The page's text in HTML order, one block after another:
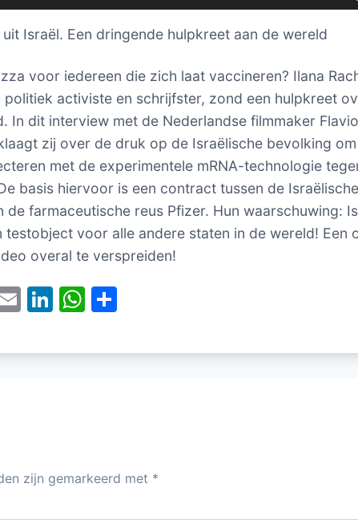
Israël. Een dringende hulpkreet aan de wereld
voor iedereen die zich laat vaccineren? Ilana
politiek activiste en schrijfster, zond een hulpkreet
In dit interview met de Nederlandse filmmaker Flavio
zij over de druk op de Israëlische bevolking
met de experimentele mRNA-technologie
basis hiervoor is een contract tussen de Israëlische
de farmaceutische reus Pfizer. Hun waarschuwing:
testobject voor alle andere staten in de wereld! Een
overal te verspreiden!
E
ai
Li
k
W
at e
zijn gemarkeerd met *